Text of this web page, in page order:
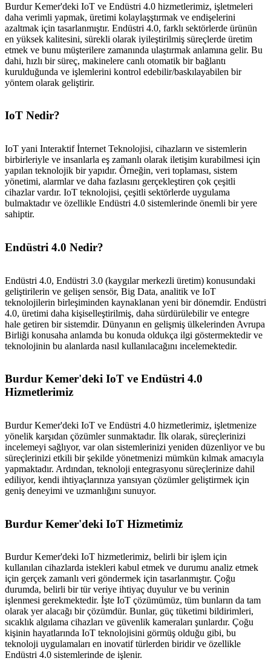
Burdur Kemer'deki IoT ve Endüstri 4.0 hizmetlerimiz, işletmeleri
daha verimli yapmak, üretimi kolaylaşştırmak ve endişelerini
azaltmak için tasarlanmıştır. Endüstri 4.0, farklı sektörlerde ürünün
en yüksek kalitesini, sürekli olarak iyileştirilmiş süreçlerde üretim
etmek ve bunu müşterilere zamanında ulaştırmak anlamına gelir. Bu
dahi, hızlı bir süreç, makinelere canlı otomatik bir bağlantı
kurulduğunda ve işlemlerini kontrol edebilir/baskılayabilen bir
yöntem olarak geliştirir.
IoT Nedir?
IoT yani Interaktif İnternet Teknolojisi, cihazların ve sistemlerin
birbirleriyle ve insanlarla eş zamanlı olarak iletişim kurabilmesi için
yapılan teknolojik bir yapıdır. Örneğin, veri toplaması, sistem
yönetimi, alarmlar ve daha fazlasını gerçekleştiren çok çeşitli
cihazlar vardır. IoT teknolojisi, çeşitli sektörlerde uygulama
bulmaktadır ve özellikle Endüstri 4.0 sistemlerinde önemli bir yere
sahiptir.
Endüstri 4.0 Nedir?
Endüstri 4.0, Endüstri 3.0 (kaygılar merkezli üretim) konusundaki
geliştirilerin ve gelişen sensör, Big Data, analitik ve IoT
teknolojilerin birleşiminden kaynaklanan yeni bir dönemdir. Endüstri
4.0, üretimi daha kişiselleştirilmiş, daha sürdürülebilir ve entegre
hale getiren bir sistemdir. Dünyanın en gelişmiş ülkelerinden Avrupa
Birliği konusaha anlamda bu konuda oldukça ilgi göstermektedir ve
teknolojinin bu alanlarda nasıl kullanılacağını incelemektedir.
Burdur Kemer'deki IoT ve Endüstri 4.0
Hizmetlerimiz
Burdur Kemer'deki IoT ve Endüstri 4.0 hizmetlerimiz, işletmenize
yönelik karşıdan çözümler sunmaktadır. İlk olarak, süreçlerinizi
incelemeyi sağlıyor, var olan sistemlerinizi yeniden düzenliyor ve bu
süreçlerinizi etkili bir şekilde yönetmenizi mümkün kılmak amacıyla
yapmaktadır. Ardından, teknoloji entegrasyonu süreçlerinize dahil
ediliyor, kendi ihtiyaçlarınıza yansıyan çözümler geliştirmek için
geniş deneyimi ve uzmanlığını sunuyor.
Burdur Kemer'deki IoT Hizmetimiz
Burdur Kemer'deki IoT hizmetlerimiz, belirli bir işlem için
kullanılan cihazlarda istekleri kabul etmek ve durumu analiz etmek
için gerçek zamanlı veri göndermek için tasarlanmıştır. Çoğu
durumda, belirli bir tür veriye ihtiyaç duyulur ve bu verinin
işlenmesi gerekmektedir. İşte IoT çözümümüz, tüm bunların da tam
olarak yer alacağı bir çözümdür. Bunlar, güç tüketimi bildirimleri,
sıcaklık algılama cihazları ve güvenlik kameraları şunlardır. Çoğu
kişinin hayatlarında IoT teknolojisini görmüş olduğu gibi, bu
teknoloji uygulamaları en inovatif türlerden biridir ve özellikle
Endüstri 4.0 sistemlerinde de işlenir.